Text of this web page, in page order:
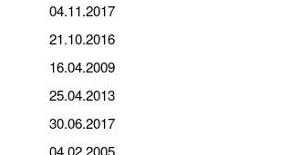
04.11.2017
21.10.2016
16.04.2009
25.04.2013
30.06.2017
04.02.2005